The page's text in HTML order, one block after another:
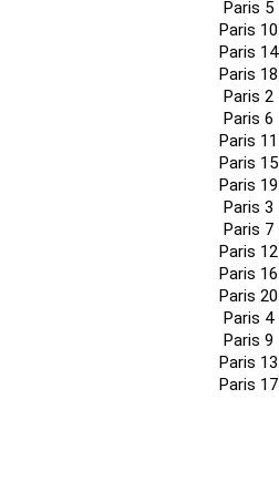
Paris 5
Paris 10
Paris 14
Paris 18
Paris 2
Paris 6
Paris 11
Paris 15
Paris 19
Paris 3
Paris 7
Paris 12
Paris 16
Paris 20
Paris 4
Paris 9
Paris 13
Paris 17